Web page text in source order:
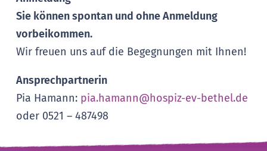
Sie können spontan und ohne Anmeldung
vorbeikommen.
Wir freuen uns auf die Begegnungen mit Ihnen!
Ansprechpartnerin
Pia Hamann: pia.hamann@hospiz-ev-bethel.de
oder 0521 – 487498